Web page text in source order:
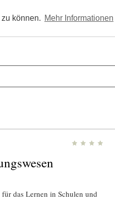
können. Mehr Informationen
Kostenlos registrieren
das Lernen in Schulen und